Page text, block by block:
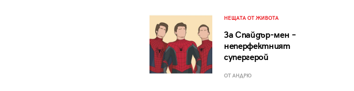
НЕЩАТА ОТ ЖИВОТА
За Спайдър-мен –
неперфектният
супергерой
ОТ АНДРЮ